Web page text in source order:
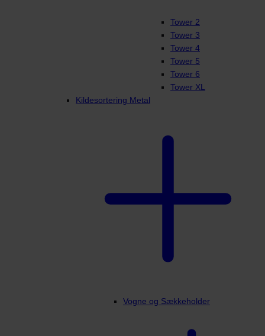
Tower 2
Tower 3
Tower 4
Tower 5
Tower 6
Tower XL
Kildesortering Metal
Vogne og Sækkeholder